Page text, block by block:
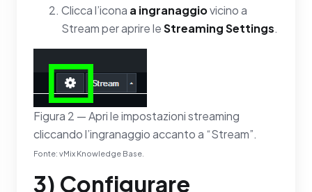
Clicca l’icona a ingranaggiovicino a
Stream per aprire leStreaming Settings.
Figura 2 — Apri le impostazioni streaming
cliccando l’ingranaggio accanto a “Stream”.
Fonte: vMix Knowledge Base.
3) Configurare